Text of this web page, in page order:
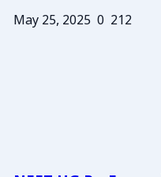
May 25, 2025 0 212